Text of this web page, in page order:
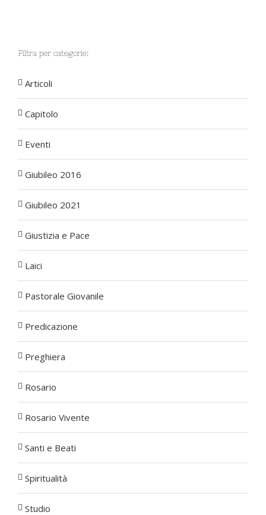
Filtra per categorie:
Articoli
Capitolo
Eventi
Giubileo 2016
Giubileo 2021
Giustizia e Pace
Laici
Pastorale Giovanile
Predicazione
Preghiera
Rosario
Rosario Vivente
Santi e Beati
Spiritualità
Studio